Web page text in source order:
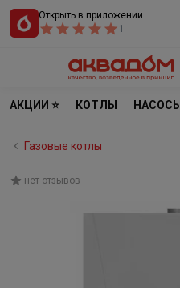
Открыть в приложении
1
АКЦИИ ⭐ КОТЛЫ НАСОСЫ
Газовые котлы
нет отзывов